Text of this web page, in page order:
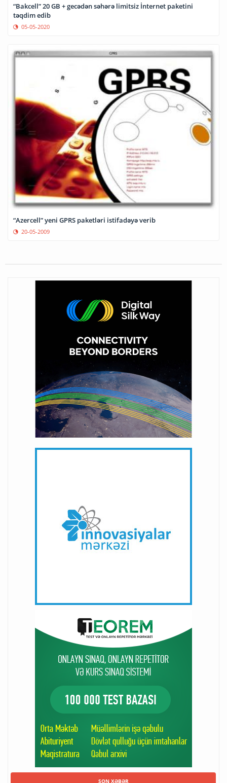
“Bakcell” 20 GB + gecədən səhərə limitsiz İnternet paketini
təqdim edib
05-05-2020
“Azercell” yeni GPRS paketləri istifadəyə verib
20-05-2009
SON XƏBƏR